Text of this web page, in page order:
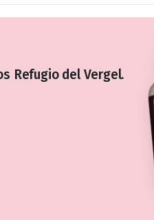
Refugio del Vergel.